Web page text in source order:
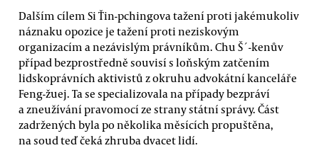
Dalším cílem Si Ťin-pchingova tažení proti jakémukoliv
náznaku opozice je tažení proti neziskovým
organizacím a nezávislým právníkům. Chu Š´-kenův
případ bezprostředně souvisí s loňským zatčením
lidskoprávních aktivistů z okruhu advokátní kanceláře
Feng-žuej. Ta se specializovala na případy bezpráví
a zneužívání pravomocí ze strany státní správy. Část
zadržených byla po několika měsících propuštěna,
na soud teď čeká zhruba dvacet lidí.